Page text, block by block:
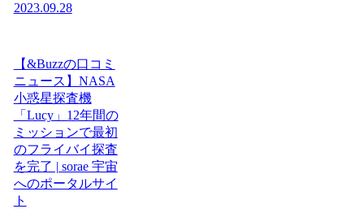
2023.09.28
【&Buzzの口コミ
ニュース】NASA
小惑星探査機
「Lucy」12年間の
ミッションで最初
のフライバイ探査
を完了 | sorae 宇宙
へのポータルサイ
ト